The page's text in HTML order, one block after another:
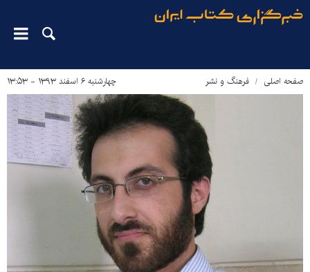
صفحه اصلی فرهنگ و نشر چهارشنبه ۶ اسفند ۱۳۹۳ - ۱۳:۵۳